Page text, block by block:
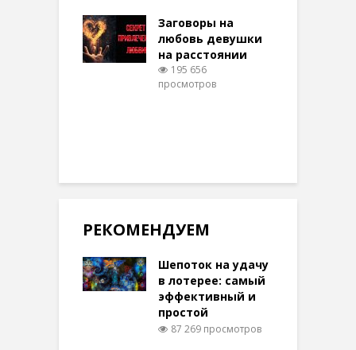
Заговоры на
любовь девушки
на расстоянии
195 656
просмотров
РЕКОМЕНДУЕМ
Шепоток на удачу
в лотерее: самый
эффективный и
простой
87 269 просмотров